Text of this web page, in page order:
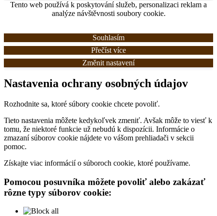
Tento web používá k poskytování služeb, personalizaci reklam a
analýze návštěvnosti soubory cookie.
Souhlasím
Přečíst více
Změnit nastavení
Nastavenia ochrany osobných údajov
Rozhodnite sa, ktoré súbory cookie chcete povoliť.
Tieto nastavenia môžete kedykoľvek zmeniť. Avšak môže to viesť k
tomu, že niektoré funkcie už nebudú k dispozícii. Informácie o
zmazaní súborov cookie nájdete vo vášom prehliadači v sekcii
pomoc.
Získajte viac informácií o súboroch cookie, ktoré používame.
Pomocou posuvníka môžete povoliť alebo zakázať
rôzne typy súborov cookie: